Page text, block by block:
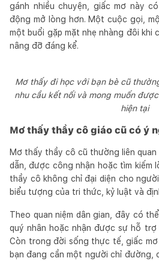
gánh nhiều chuyện, giấc mơ này
động mở lòng hơn. Một cuộc gọi,
một buổi gặp mặt nhẹ nhàng đôi khi
nâng đỡ đáng kể.
Mơ thấy đi học với bạn bè cũ
nhu cầu kết nối và mong muốn
hiện tại
Mơ thấy thầy cô giáo cũ có ý
Mơ thấy thầy cô cũ thường liên
dẫn, được công nhận hoặc tìm kiếm
thầy cô không chỉ đại diện cho
biểu tượng của tri thức, kỷ luật và
Theo quan niệm dân gian, đây có
quý nhân hoặc nhận được sự hỗ
Còn trong đời sống thực tế, giấc
bạn đang cần một người chỉ đường,